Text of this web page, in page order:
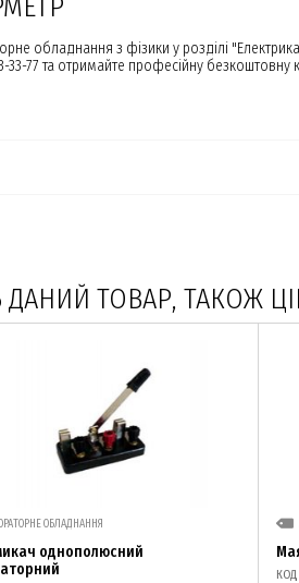
обладнання з фізики у розділі
77 та отримайте професійну безкоштовну
ТОВАР, ТАКОЖ
ОБЛАДНАННЯ
однополюсний
КОД